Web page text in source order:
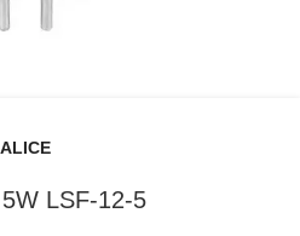
LSF-⁠12-⁠5